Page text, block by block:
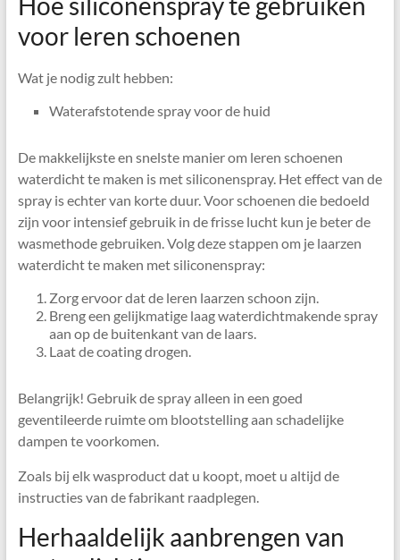
voor leren schoenen
Wat je nodig zult hebben:
Waterafstotende spray voor de huid
De makkelijkste en snelste manier om leren schoenen
waterdicht te maken is met siliconenspray. Het effect van de
spray is echter van korte duur. Voor schoenen die bedoeld
zijn voor intensief gebruik in de frisse lucht kun je beter de
wasmethode gebruiken. Volg deze stappen om je laarzen
waterdicht te maken met siliconenspray:
Zorg ervoor dat de leren laarzen schoon zijn.
Breng een gelijkmatige laag waterdichtmakende spray
aan op de buitenkant van de laars.
Laat de coating drogen.
Belangrijk! Gebruik de spray alleen in een goed
geventileerde ruimte om blootstelling aan schadelijke
dampen te voorkomen.
Zoals bij elk wasproduct dat u koopt, moet u altijd de
instructies van de fabrikant raadplegen.
Herhaaldelijk aanbrengen van